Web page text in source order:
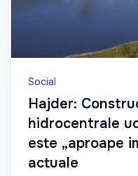
Social
Hajder:
hidrocentrale
este „aproape
actuale